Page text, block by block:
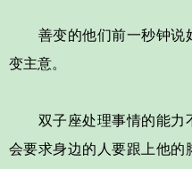
善变的他们前一秒钟说
变主意。
双子座处理事情的能力
会要求身边的人要跟上他的